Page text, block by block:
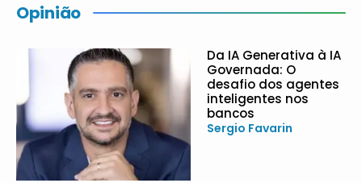
Opinião
Da IA Generativa à IA
Governada: O
desafio dos agentes
inteligentes nos
bancos
Sergio Favarin